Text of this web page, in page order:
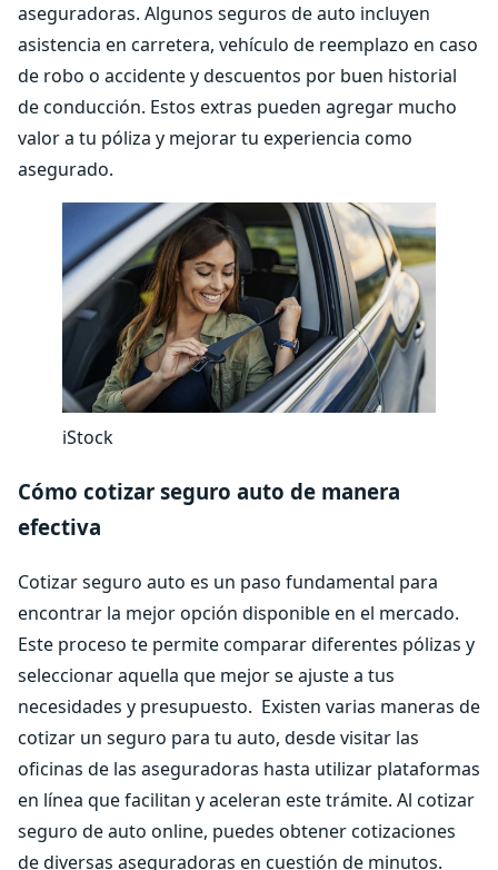
aseguradoras. Algunos seguros de auto incluyen
asistencia en carretera, vehículo de reemplazo en caso
de robo o accidente y descuentos por buen historial
de conducción. Estos extras pueden agregar mucho
valor a tu póliza y mejorar tu experiencia como
asegurado.
iStock
Cómo cotizar seguro auto de manera
efectiva
Cotizar seguro auto es un paso fundamental para
encontrar la mejor opción disponible en el mercado.
Este proceso te permite comparar diferentes pólizas y
seleccionar aquella que mejor se ajuste a tus
necesidades y presupuesto. Existen varias maneras de
cotizar un seguro para tu auto, desde visitar las
oficinas de las aseguradoras hasta utilizar plataformas
en línea que facilitan y aceleran este trámite. Al cotizar
seguro de auto online, puedes obtener cotizaciones
de diversas aseguradoras en cuestión de minutos.